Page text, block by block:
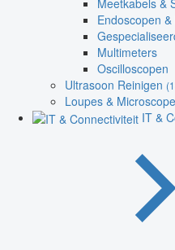
Endoscopen
Multimeters
Oscilloscopen
Ultrasoon Reinigen
Loupes &
IT &